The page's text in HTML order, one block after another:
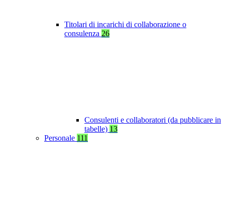
Titolari di incarichi di collaborazione o
consulenza 26
Consulenti e collaboratori (da pubblicare in
tabelle) 13
Personale 111